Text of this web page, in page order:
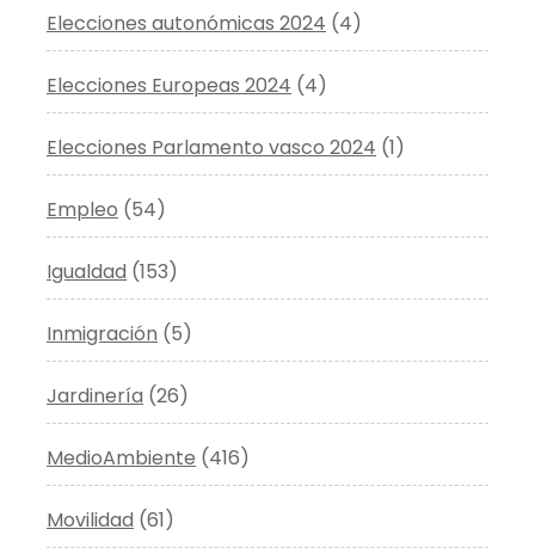
Elecciones autonómicas 2024 (4)
Elecciones Europeas 2024 (4)
Elecciones Parlamento vasco 2024 (1)
Empleo (54)
Igualdad (153)
Inmigración (5)
Jardinería (26)
MedioAmbiente (416)
Movilidad (61)